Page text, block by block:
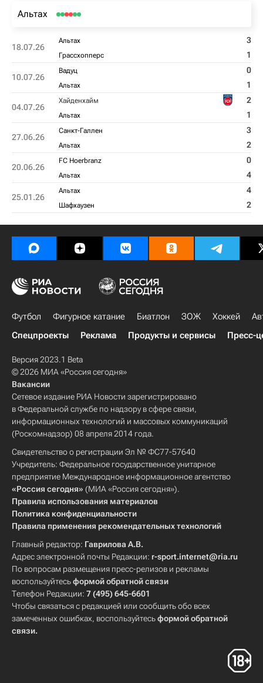
Альтах
18.07.26
Альтах 3
Грассхопперс 1
10.07.26
Вадуц 0
Альтах 1
04.07.26
Хайденхайм 2
Альтах 1
27.06.26
Санкт-Галлен 3
Альтах 2
20.06.26
FC Hoerbranz 0
Альтах 4
25.01.26
Альтах 4
Шафхаузен 2
Футбол Фигурное катание Биатлон ЗОЖ Хоккей
Спецпроекты
Реклама Продукты и сервисы Пресс-
Версия 2023.1 Beta
© 2026 МИА «Россия сегодня»
Вакансии
Сетевое издание РИА Новости зарегистрировано
в Федеральной службе по надзору в сфере связи,
информационных технологий и массовых коммуникаций
(Роскомнадзор) 08 апреля 2014 года.
Свидетельство о регистрации Эл № ФС77-57640
Учредитель: Федеральное государственное унитарное
предприятие Международное информационное агентство
«Россия сегодня» (МИА «Россия сегодня»).
Правила использования материалов
Политика конфиденциальности
Правила применения рекомендательных технологий
Главный редактор: Гаврилова А.В.
Адрес электронной почты Редакции: r-sport.internet@ria.ru
По вопросам размещения пресс-релизов и рекламы
воспользуйтесьформой обратной связи
Телефон Редакции: 7 (495) 645-6601
Чтобы связаться с редакцией или сообщить обо всех
замеченных ошибках, воспользуйтесьформой обратной
связи.